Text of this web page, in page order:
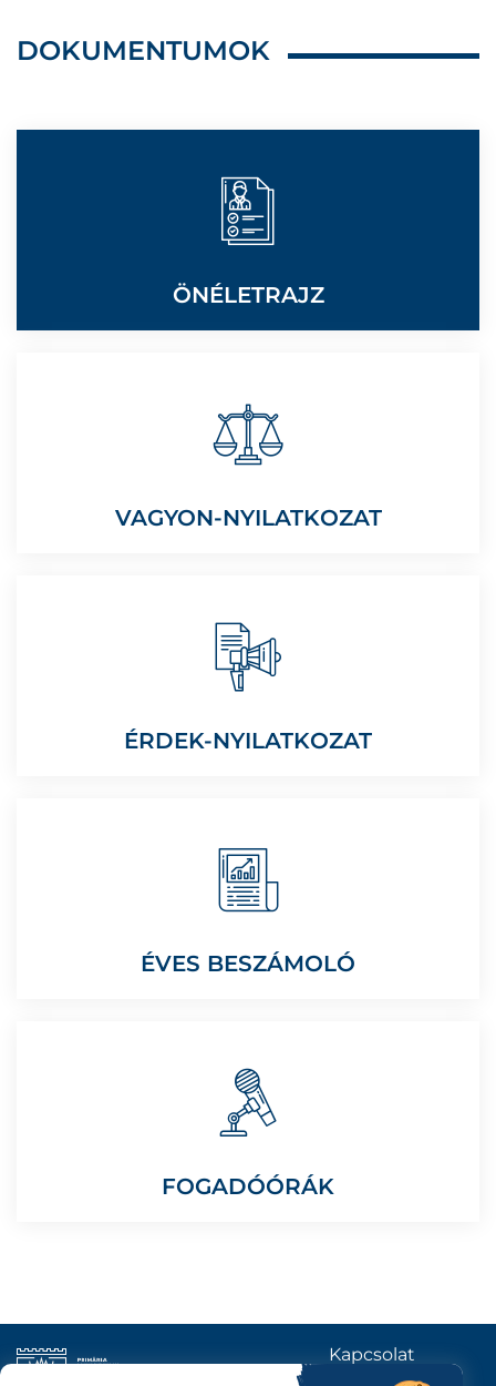
DOKUMENTUMOK
ÖNÉLETRAJZ
VAGYON-NYILATKOZAT
ÉRDEK-NYILATKOZAT
ÉVES BESZÁMOLÓ
FOGADÓÓRÁK
Kapcsolat